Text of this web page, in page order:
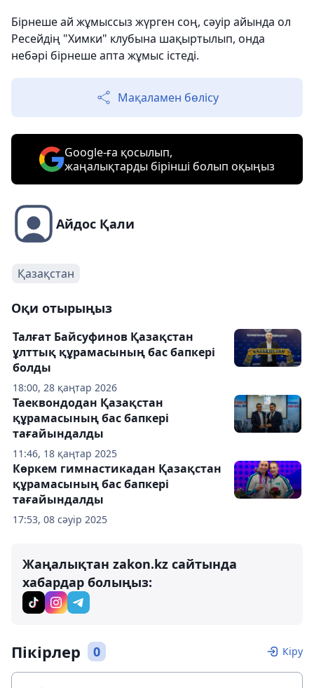
Бірнеше ай жұмыссыз жүрген соң, сәуір айында ол
Ресейдің "Химки" клубына шақыртылып, онда
небәрі бірнеше апта жұмыс істеді.
Мақаламен бөлісу
Google-ға қосылып,
жаңалықтарды бірінші болып оқыңыз
Айдос Қали
Қазақстан
Оқи отырыңыз
18:00, 28 қаңтар 2026
Талғат Байсуфинов Қазақстан
ұлттық құрамасының бас бапкері
болды
11:46, 18 қаңтар 2025
Таеквондодан Қазақстан
құрамасының бас бапкері
тағайындалды
17:53, 08 сәуір 2025
Көркем гимнастикадан Қазақстан
құрамасының бас бапкері
тағайындалды
Жаңалықтан zakon.kz сайтында
хабардар болыңыз:
Пікірлер 0 Кіру